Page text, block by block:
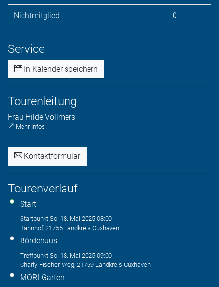
Nichtmitglied 0
Service
In Kalender speichern
Tourenleitung
Frau Hilde Vollmers
Mehr Infos
Kontaktformular
Tourenverlauf
Start
Startpunkt So. 18. Mai 2025 08:00
Bahnhof, 21755 Landkreis Cuxhaven
Bördehuus
Treffpunkt So. 18. Mai 2025 09:00
Charly-Fischer-Weg, 21769 Landkreis Cuxhaven
MORI-Garten